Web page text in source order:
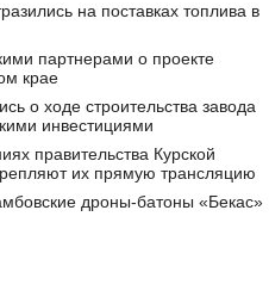
на поставках топлива в
партнерами о проекте
крае
о ходе строительства завода
инвестициями
правительства Курской
их прямую трансляцию
дроны-батоны «Бекас»